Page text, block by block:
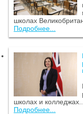
школах
Подробнее...
школах и колледжах...
Подробнее...